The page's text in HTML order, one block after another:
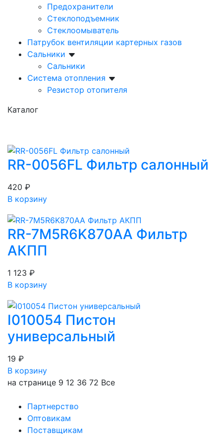
Предохранители
Стеклоподъемник
Стеклоомыватель
Патрубок вентиляции картерных газов
Сальники
Сальники
Система отопления
Резистор отопителя
Каталог
RR-0056FL Фильтр салонный
420 ₽
В корзину
RR-7M5R6K870AA Фильтр
АКПП
1 123 ₽
В корзину
I010054 Пистон
универсальный
19 ₽
В корзину
на странице 9 12 36 72 Все
Партнерство
Оптовикам
Поставщикам